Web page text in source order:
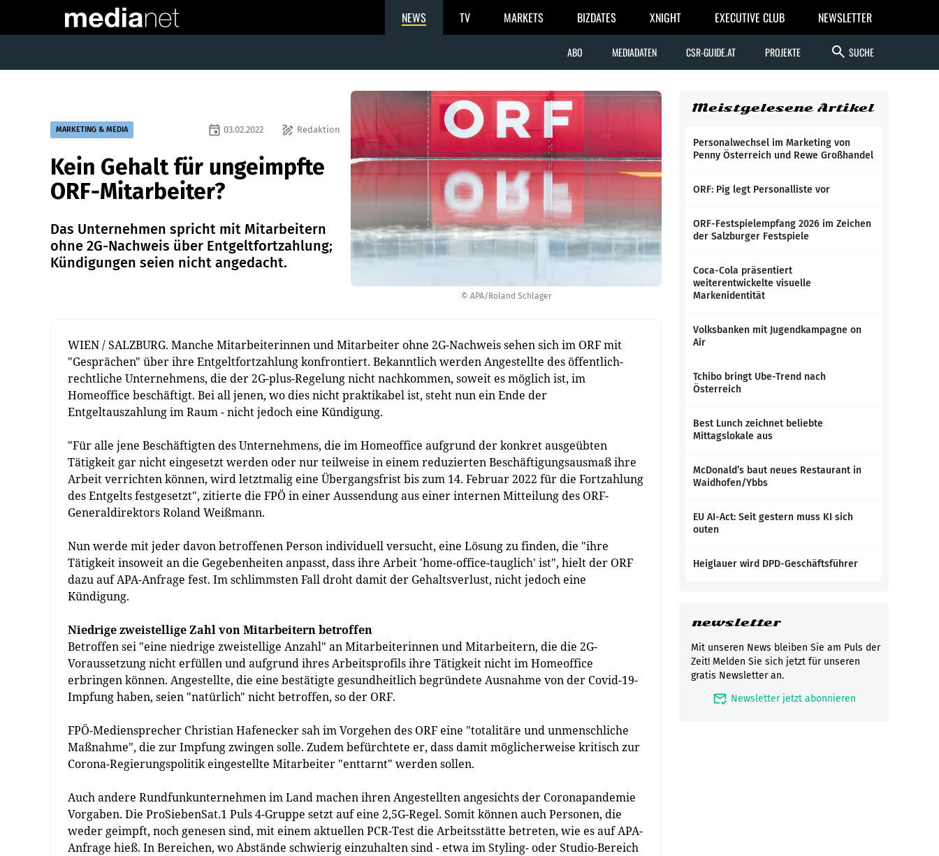
NEWS TV MARKETS BIZDATES XNIGHT EXECUTIVE CLUB NEWSLETTER
ABO MEDIADATEN CSR-GUIDE.AT PROJEKTE search SUCHE
© APA/Roland Schlager
MARKETING & MEDIA draw Redaktion
event 03.02.2022
Kein Gehalt für ungeimpfte
ORF-Mitarbeiter?
Das Unternehmen spricht mit Mitarbeitern
ohne 2G-Nachweis über Entgeltfortzahlung;
Kündigungen seien nicht angedacht.
WIEN / SALZBURG. Manche Mitarbeiterinnen und Mitarbeiter ohne 2G-Nachweis sehen sich im ORF mit
"Gesprächen" über ihre Entgeltfortzahlung konfrontiert. Bekanntlich werden Angestellte des öffentlich-
rechtliche Unternehmens, die der 2G-plus-Regelung nicht nachkommen, soweit es möglich ist, im
Homeoffice beschäftigt. Bei all jenen, wo dies nicht praktikabel ist, steht nun ein Ende der
Entgeltauszahlung im Raum - nicht jedoch eine Kündigung.
"Für alle jene Beschäftigten des Unternehmens, die im Homeoffice aufgrund der konkret ausgeübten
Tätigkeit gar nicht eingesetzt werden oder nur teilweise in einem reduzierten Beschäftigungsausmaß ihre
Arbeit verrichten können, wird letztmalig eine Übergangsfrist bis zum 14. Februar 2022 für die Fortzahlung
des Entgelts festgesetzt", zitierte die FPÖ in einer Aussendung aus einer internen Mitteilung des ORF-
Generaldirektors Roland Weißmann.
Nun werde mit jeder davon betroffenen Person individuell versucht, eine Lösung zu finden, die "ihre
Tätigkeit insoweit an die Gegebenheiten anpasst, dass ihre Arbeit 'home-office-tauglich' ist", hielt der ORF
dazu auf APA-Anfrage fest. Im schlimmsten Fall droht damit der Gehaltsverlust, nicht jedoch eine
Kündigung.
Niedrige zweistellige Zahl von Mitarbeitern betroffen
Betroffen sei "eine niedrige zweistellige Anzahl" an Mitarbeiterinnen und Mitarbeitern, die die 2G-
Voraussetzung nicht erfüllen und aufgrund ihres Arbeitsprofils ihre Tätigkeit nicht im Homeoffice
erbringen können. Angestellte, die eine bestätigte gesundheitlich begründete Ausnahme von der Covid-19-
Impfung haben, seien "natürlich" nicht betroffen, so der ORF.
FPÖ-Mediensprecher Christian Hafenecker sah im Vorgehen des ORF eine "totalitäre und unmenschliche
Maßnahme", die zur Impfung zwingen solle. Zudem befürchtete er, dass damit möglicherweise kritisch zur
Corona-Regierungspolitik eingestellte Mitarbeiter "enttarnt" werden sollen.
Auch andere Rundfunkunternehmen im Land machen ihren Angestellten angesichts der Coronapandemie
Vorgaben. Die ProSiebenSat.1 Puls 4-Gruppe setzt auf eine 2,5G-Regel. Somit können auch Personen, die
weder geimpft, noch genesen sind, mit einem aktuellen PCR-Test die Arbeitsstätte betreten, wie es auf APA-
Anfrage hieß. In Bereichen, wo Abstände schwierig einzuhalten sind - etwa im Styling- oder Studio-Bereich
Meistgelesene Artikel
Personalwechsel im Marketing von
Penny Österreich und Rewe Großhandel
ORF: Pig legt Personalliste vor
ORF-Festspielempfang 2026 im Zeichen
der Salzburger Festspiele
Coca-Cola präsentiert
weiterentwickelte visuelle
Markenidentität
Volksbanken mit Jugendkampagne on
Air
Tchibo bringt Ube-Trend nach
Österreich
Best Lunch zeichnet beliebte
Mittagslokale aus
McDonald’s baut neues Restaurant in
Waidhofen/Ybbs
EU AI-Act: Seit gestern muss KI sich
outen
Heiglauer wird DPD-Geschäftsführer
newsletter
Mit unseren News bleiben Sie am Puls der
Zeit! Melden Sie sich jetzt für unseren
gratis Newsletter an.
mark_email_read Newsletter jetzt abonnieren